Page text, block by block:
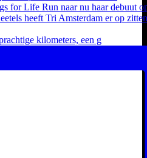
kilometers, een g